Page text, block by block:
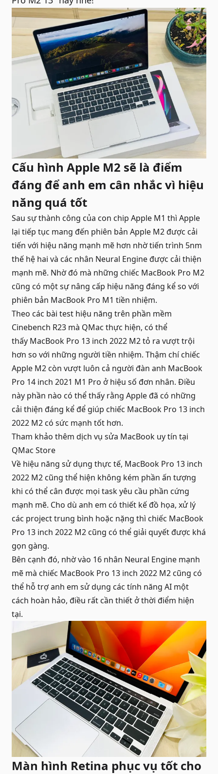
Cấu hình Apple M2 sẽ là điểm
đáng để anh em cân nhắc vì hiệu
năng quá tốt
Sau sự thành công của con chip Apple M1 thì Apple
lại tiếp tục mang đến phiên bản Apple M2 được cải
tiến với hiệu năng mạnh mẽ hơn nhờ tiến trình 5nm
thế hệ hai và các nhân Neural Engine được cải thiện
mạnh mẽ. Nhờ đó mà những chiếc MacBook Pro M2
cũng có một sự nâng cấp hiệu năng đáng kể so với
phiên bản MacBook Pro M1 tiền nhiệm.
Theo các bài test hiệu năng trên phần mềm
Cinebench R23 mà QMac thực hiện, có thể
thấy MacBook Pro 13 inch 2022 M2 tỏ ra vượt trội
hơn so với những người tiền nhiệm. Thậm chí chiếc
Apple M2 còn vượt luôn cả người đàn anh MacBook
Pro 14 inch 2021 M1 Pro ở hiệu số đơn nhân. Điều
này phần nào có thể thấy rằng Apple đã có những
cải thiện đáng kể để giúp chiếc MacBook Pro 13 inch
2022 M2 có sức mạnh tốt hơn.
Tham khảo thêm dịch vụ sửa MacBook uy tín tại
QMac Store
Về hiệu năng sử dụng thực tế, MacBook Pro 13 inch
2022 M2 cũng thể hiện không kém phần ấn tượng
khi có thể cân được mọi task yêu cầu phần cứng
mạnh mẽ. Cho dù anh em có thiết kế đồ họa, xử lý
các project trung bình hoặc nặng thì chiếc MacBook
Pro 13 inch 2022 M2 cũng có thể giải quyết được khá
gọn gàng.
Bên cạnh đó, nhờ vào 16 nhân Neural Engine mạnh
mẽ mà chiếc MacBook Pro 13 inch 2022 M2 cũng có
thể hỗ trợ anh em sử dụng các tính năng AI một
cách hoàn hảo, điều rất cần thiết ở thời điểm hiện
tại.
Màn hình Retina phục vụ tốt cho